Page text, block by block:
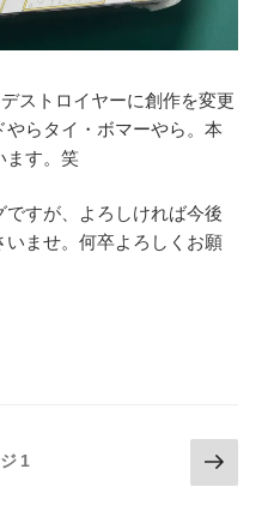
ストロイヤーに創作を変更
やらタイ・ボマーやら。本
ます。笑
すが、よろしければ今後
いませ。何卒よろしくお願
1
次
の